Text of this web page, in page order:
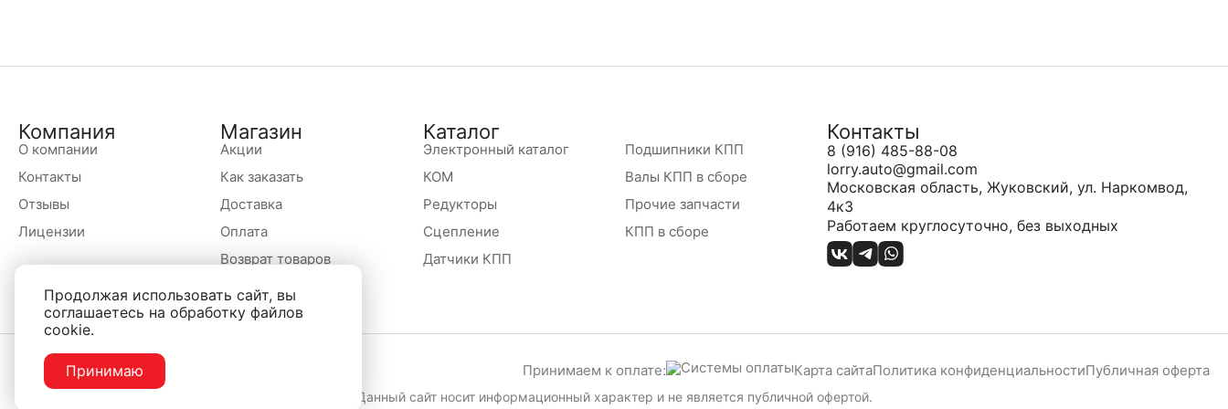
Компания
О компании
Контакты
Отзывы
Лицензии
Магазин
Акции
Как заказать
Доставка
Оплата
Возврат товаров
Каталог
Электронный каталог
КОМ
Редукторы
Сцепление
Датчики КПП
Подшипники КПП
Валы КПП в сборе
Прочие запчасти
КПП в сборе
Контакты
8 (916) 485-88-08
lorry.auto@gmail.com
Московская область, Жуковский, ул. Наркомвод,
4к3
Работаем круглосуточно, без выходных
Принимаем к оплате: Карта сайтаПолитика конфиденциальностиПубличная оферта
Данный сайт носит информационный характер и не является публичной офертой.
Продолжая использовать сайт, вы
соглашаетесь на обработку файлов
cookie.
Принимаю